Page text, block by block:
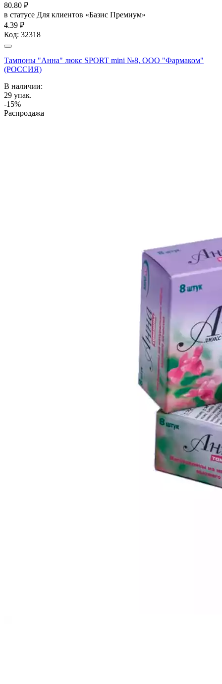
80.80 ₽
в статусе Для клиентов «Базис Премиум»
4.39 ₽
Код: 32318
Тампоны "Анна" люкс SPORT mini №8, ООО "Фармаком"
(РОССИЯ)
В наличии:
29 упак.
-15%
Распродажа